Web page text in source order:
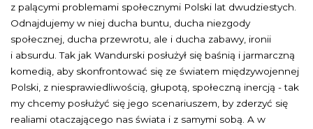
z palącymi problemami społecznymi Polski lat dwudziestych.
Odnajdujemy w niej ducha buntu, ducha niezgody
społecznej, ducha przewrotu, ale i ducha zabawy, ironii
i absurdu. Tak jak Wandurski posłużył się baśnią i jarmarczną
komedią, aby skonfrontować się ze światem międzywojennej
Polski, z niesprawiedliwością, głupotą, społeczną inercją - tak
my chcemy posłużyć się jego scenariuszem, by zderzyć się
realiami otaczającego nas świata i z samymi sobą. A w